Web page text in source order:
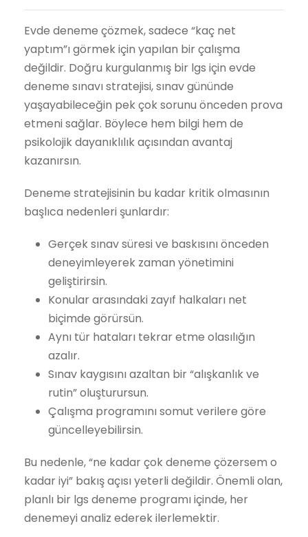
Evde deneme çözmek, sadece “kaç net
yaptım”ı görmek için yapılan bir çalışma
değildir. Doğru kurgulanmış bir lgs için evde
deneme sınavı stratejisi, sınav gününde
yaşayabileceğin pek çok sorunu önceden prova
etmeni sağlar. Böylece hem bilgi hem de
psikolojik dayanıklılık açısından avantaj
kazanırsın.
Deneme stratejisinin bu kadar kritik olmasının
başlıca nedenleri şunlardır:
Gerçek sınav süresi ve baskısını önceden
deneyimleyerek zaman yönetimini
geliştirirsin.
Konular arasındaki zayıf halkaları net
biçimde görürsün.
Aynı tür hataları tekrar etme olasılığın
azalır.
Sınav kaygısını azaltan bir “alışkanlık ve
rutin” oluşturursun.
Çalışma programını somut verilere göre
güncelleyebilirsin.
Bu nedenle, “ne kadar çok deneme çözersem o
kadar iyi” bakış açısı yeterli değildir. Önemli olan,
planlı bir lgs deneme programı içinde, her
denemeyi analiz ederek ilerlemektir.